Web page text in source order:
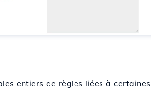
entiers de règles liées à